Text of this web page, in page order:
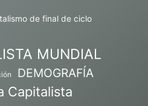
de final de ciclo
MUNDIAL
DEMOGRAFÍA
Capitalista